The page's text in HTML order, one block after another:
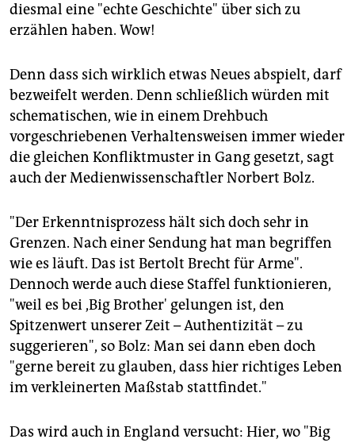
diesmal eine "echte Geschichte" über sich zu
erzählen haben. Wow!
Denn dass sich wirklich etwas Neues abspielt, darf
bezweifelt werden. Denn schließlich würden mit
schematischen, wie in einem Drehbuch
vorgeschriebenen Verhaltensweisen immer wieder
die gleichen Konfliktmuster in Gang gesetzt, sagt
auch der Medienwissenschaftler Norbert Bolz.
"Der Erkenntnisprozess hält sich doch sehr in
Grenzen. Nach einer Sendung hat man begriffen
wie es läuft. Das ist Bertolt Brecht für Arme".
Dennoch werde auch diese Staffel funktionieren,
"weil es bei ,Big Brother' gelungen ist, den
Spitzenwert unserer Zeit – Authentizität – zu
suggerieren", so Bolz: Man sei dann eben doch
"gerne bereit zu glauben, dass hier richtiges Leben
im verkleinerten Maßstab stattfindet."
Das wird auch in England versucht: Hier, wo "Big